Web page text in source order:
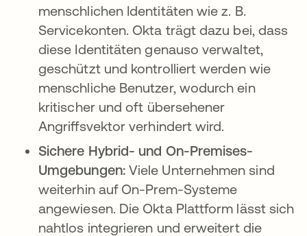
menschlichen Identitäten wie z. B.
Servicekonten. Okta trägt dazu bei, dass
diese Identitäten genauso verwaltet,
geschützt und kontrolliert werden wie
menschliche Benutzer, wodurch ein
kritischer und oft übersehener
Angriffsvektor verhindert wird.
Sichere Hybrid- und On-Premises-
Umgebungen:Viele Unternehmen sind
weiterhin auf On-Prem-Systeme
angewiesen. Die Okta Plattform lässt sich
nahtlos integrieren und erweitert die